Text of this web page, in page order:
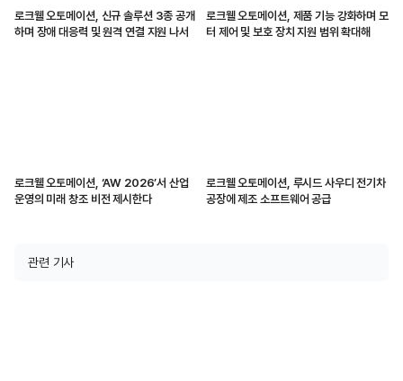
로크웰 오토메이션, 신규 솔루션 3종 공개
하며 장애 대응력 및 원격 연결 지원 나서
로크웰 오토메이션, 제품 기능 강화하며 모
터 제어 및 보호 장치 지원 범위 확대해
로크웰 오토메이션, ‘AW 2026’서 산업
운영의 미래 창조 비전 제시한다
로크웰 오토메이션, 루시드 사우디 전기차
공장에 제조 소프트웨어 공급
관련 기사